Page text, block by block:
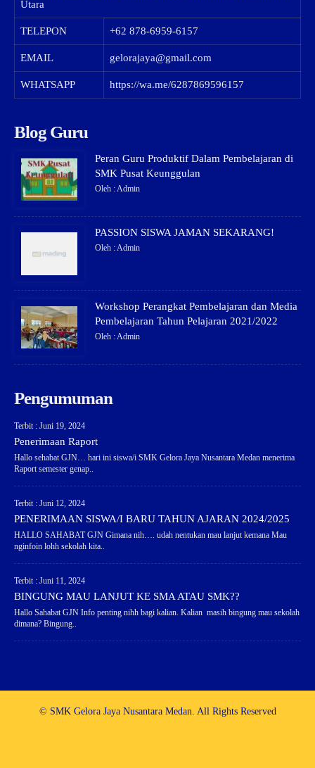
Utara
TELEPON +62 878-6959-6157
EMAIL gelorajaya@gmail.com
WHATSAPP https://wa.me/6287869596157
Blog Guru
Peran Guru Produktif Dalam Pembelajaran di
SMK Pusat Keunggulan
Oleh : Admin
PASSION SISWA JAMAN SEKARANG!
Oleh : Admin
Workshop Perangkat Pembelajaran dan Media
Pembelajaran Tahun Pelajaran 2021/2022
Oleh : Admin
Pengumuman
Terbit : Juni 19, 2024
Penerimaan Raport
Hallo sehabat GJN… hari ini siswa/i SMK Gelora Jaya Nusantara Medan menerima
Raport semester genap..
Terbit : Juni 12, 2024
PENERIMAAN SISWA/I BARU TAHUN AJARAN 2024/2025
HALLO SAHABAT GJN Gimana nih…. udah nentukan mau lanjut kemana Mau
nginfoin lohh sekolah kita..
Terbit : Juni 11, 2024
BINGUNG MAU LANJUT KE SMA ATAU SMK??
Hallo Sahabat GJN Info penting nihh bagi kalian. Kalian masih bingung mau sekolah
dimana? Bingung..
© SMK Gelora Jaya Nusantara Medan. All Rights Reserved